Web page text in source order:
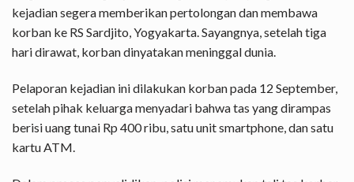
kejadian segera memberikan pertolongan dan membawa
korban ke RS Sardjito, Yogyakarta. Sayangnya, setelah tiga
hari dirawat, korban dinyatakan meninggal dunia.
Pelaporan kejadian ini dilakukan korban pada 12 September,
setelah pihak keluarga menyadari bahwa tas yang dirampas
berisi uang tunai Rp 400 ribu, satu unit smartphone, dan satu
kartu ATM.